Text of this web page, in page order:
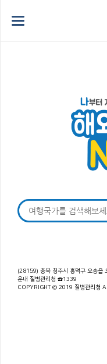
(28159) 충북 청주시 흥덕구 오송읍
운내 질병관리청 ☎1339
COPYRIGHT © 2019 질병관리청